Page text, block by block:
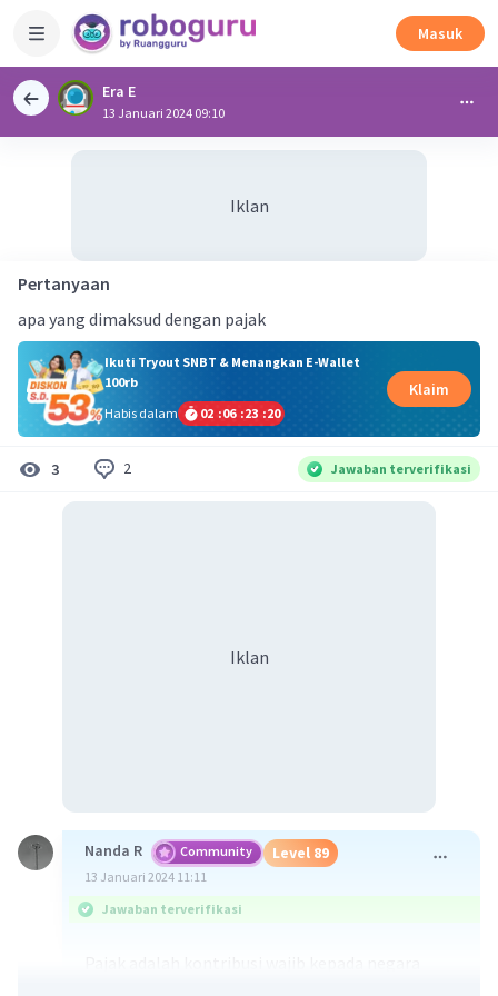
Masuk
Era E
13 Januari 2024 09:10
Iklan
Pertanyaan
apa yang dimaksud dengan pajak
Ikuti Tryout SNBT & Menangkan E-Wallet
100rb
Habis dalam
02 :06 :23 :19
Klaim
3 2 Jawaban terverifikasi
Iklan
Nanda R Community Level 89
13 Januari 2024 11:11
Jawaban terverifikasi